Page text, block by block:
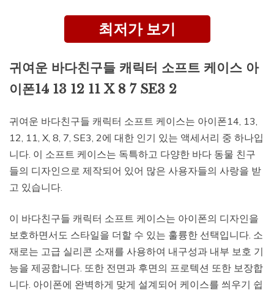
최저가 보기
귀여운 바다친구들 캐릭터 소프트 케이스 아
이폰14 13 12 11 X 8 7 SE3 2
귀여운 바다친구들 캐릭터 소프트 케이스는 아이폰14, 13,
12, 11, X, 8, 7, SE3, 2에 대한 인기 있는 액세서리 중 하나입
니다. 이 소프트 케이스는 독특하고 다양한 바다 동물 친구
들의 디자인으로 제작되어 있어 많은 사용자들의 사랑을 받
고 있습니다.
이 바다친구들 캐릭터 소프트 케이스는 아이폰의 디자인을
보호하면서도 스타일을 더할 수 있는 훌륭한 선택입니다. 소
재로는 고급 실리콘 소재를 사용하여 내구성과 내부 보호 기
능을 제공합니다. 또한 전면과 후면의 프로텍션 또한 보장합
니다. 아이폰에 완벽하게 맞게 설계되어 케이스를 씌우기 쉽